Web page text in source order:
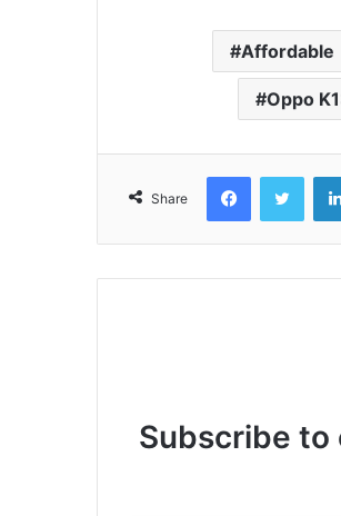
Affordable
Oppo
Share
Facebook
Subscribe to